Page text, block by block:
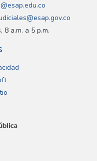
a.m. a 5 p.m.